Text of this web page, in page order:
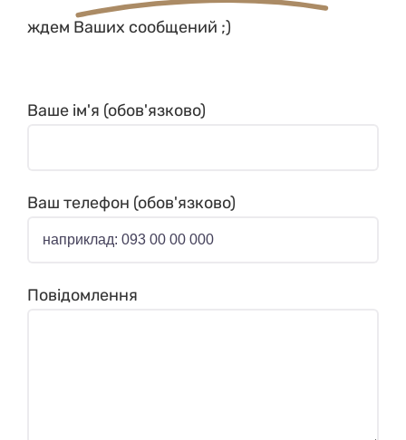
ждем Ваших сообщений ;)
Ваше ім'я (обов'язково)
Ваш телефон (обов'язково)
Повідомлення